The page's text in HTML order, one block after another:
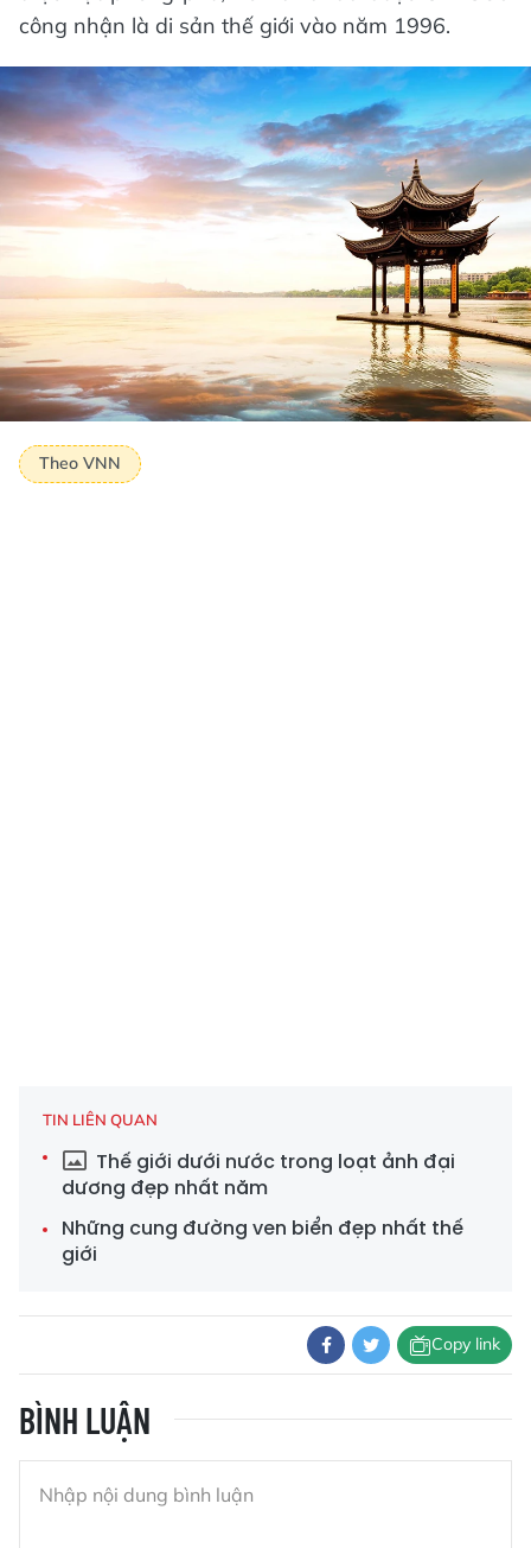
công nhận là di sản thế giới vào năm 1996.
Theo VNN
TIN LIÊN QUAN
Thế giới dưới nước trong loạt ảnh đại
dương đẹp nhất năm
Những cung đường ven biển đẹp nhất thế
giới
Copy link
BÌNH LUẬN